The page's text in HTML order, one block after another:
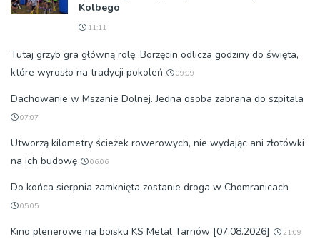
Kolbego
11:11
Tutaj grzyb gra główną rolę. Borzęcin odlicza godziny do święta,
które wyrosło na tradycji pokoleń
09:09
Dachowanie w Mszanie Dolnej. Jedna osoba zabrana do szpitala
07:07
Utworzą kilometry ścieżek rowerowych, nie wydając ani złotówki
na ich budowę
06:06
Do końca sierpnia zamknięta zostanie droga w Chomranicach
05:05
Kino plenerowe na boisku KS Metal Tarnów [07.08.2026] 21:09